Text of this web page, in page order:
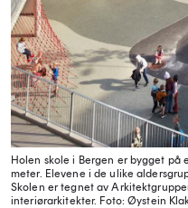
Holen skole i Bergen er bygget
meter. Elevene i de ulike
Skolen er tegnet av
interiørarkitekter. Foto: Øystein